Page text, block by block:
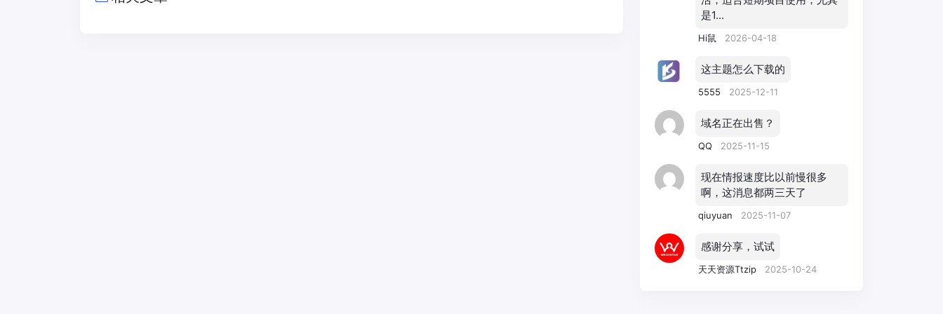
是1...
Hi鼠 2026-04-18
这主题怎么下载的
5555 2025-12-11
域名正在出售？
QQ 2025-11-15
现在情报速度比以前慢很多
啊，这消息都两三天了
qiuyuan 2025-11-07
感谢分享，试试
天天资源Ttzip 2025-10-24